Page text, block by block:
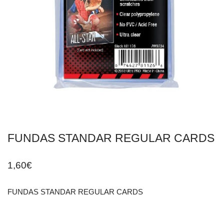
FUNDAS STANDAR REGULAR CARDS
1,60€
FUNDAS STANDAR REGULAR CARDS